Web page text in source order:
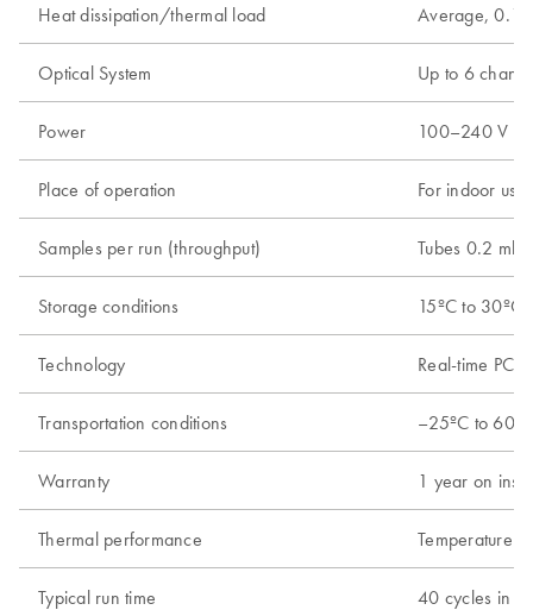
Heat dissipation/thermal load Average,
Optical System Up to 6
Power 100–240 V
Place of operation For indoor use
Samples per run (throughput) Tubes 0.2 ml;
Storage conditions 15ºC to 30ºC
Technology Real-time PCR
Transportation conditions –25ºC to
Warranty 1 year on
Thermal performance Temperature
Typical run time 40 cycles in